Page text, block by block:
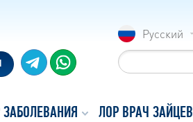
Русский
ЗАБОЛЕВАНИЯ ЛОР ВРАЧ ЗАЙЦЕВ